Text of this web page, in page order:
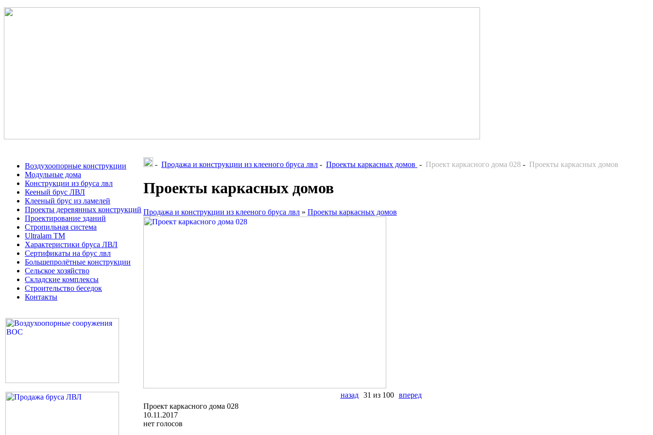
Воздухоопорные конструкции
Модульные дома
Конструкции из бруса лвл
Кееный брус ЛВЛ
Клееный брус из ламелей
Проекты деревянных конструкций
Проектирование зданий
Стропильная система
Ultralam TM
Характеристики бруса ЛВЛ
Сертификаты на брус лвл
Большепролётные конструкции
Сельское хозяйство
Складские комплексы
Строительство беседок
Контакты
- Продажа и конструкции из клееного бруса лвл - Проекты каркасных домов - Проект каркасного дома 028 - Проекты каркасных домов
Проекты каркасных домов
Продажа и конструкции из клееного бруса лвл » Проекты каркасных домов
назад 31 из 100
вперед
Проект каркасного дома 028
10.11.2017
нет голосов